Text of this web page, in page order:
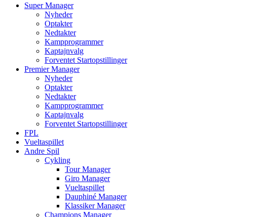
Super Manager
Nyheder
Optakter
Nedtakter
Kampprogrammer
Kaptajnvalg
Forventet Startopstillinger
Premier Manager
Nyheder
Optakter
Nedtakter
Kampprogrammer
Kaptajnvalg
Forventet Startopstillinger
FPL
Vueltaspillet
Andre Spil
Cykling
Tour Manager
Giro Manager
Vueltaspillet
Dauphiné Manager
Klassiker Manager
Champions Manager